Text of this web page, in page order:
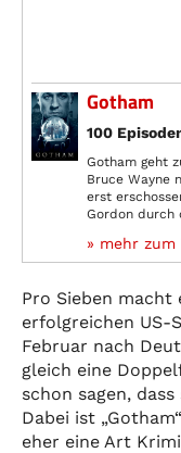
Gotham
100
Gotham geht
Bruce Wayne
erst
Gordon durch
» mehr zum
Pro Sieben
erfolgreichen US-
Februar nach
gleich eine
schon sagen,
Dabei ist
eher eine Art